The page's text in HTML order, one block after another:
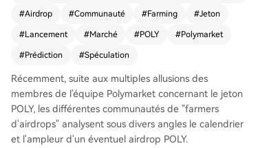
op, tout en précisant que les comptes automatis
és (Sybil) ne seraient pas éligibles. Début 2026, l
es plates-formes CoinGecko et CoinMarketCap
ai, les indices se sont multipliés : un membre de
l'équipe a répondu "Bientôt" à une question sur l
e staking de POLY pour réduire les frais, et une
photo a accidentellement révélé un onglet "Airdr
op" sur un écran interne. Le responsable de la cr
#Airdrop #Communauté #Farming #Jeton
#Lancement #Marché #POLY #Polymarket
#Prédiction #Spéculation
Récemment, suite aux multiples allusions des
membres de l'équipe Polymarket concernant le jeton
POLY, les différentes communautés de "farmers
d'airdrops" analysent sous divers angles le calendrier
et l'ampleur d'un éventuel airdrop POLY.